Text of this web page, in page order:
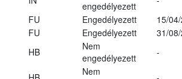
engedélyezett
FU Engedélyezett
15/
FU Engedélyezett
31/
HB
Nem
engedélyezett
-
Nem